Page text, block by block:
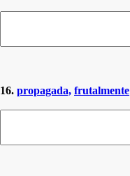
16. propagada, frutalmente